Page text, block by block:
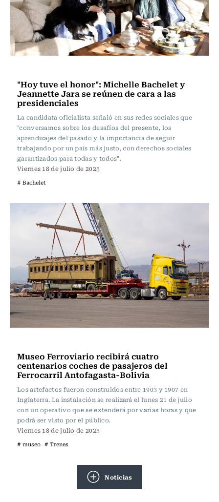
"Hoy tuve el honor": Michelle Bachelet y
Jeannette Jara se reúnen de cara a las
presidenciales
La candidata oficialista señaló en sus redes sociales que
"conversamos sobre los desafíos del presente, los
aprendizajes del pasado y la importancia de seguir
trabajando por un país más justo, con derechos sociales
garantizados para todas y todos".
Viernes 18 de julio de 2025
# Bachelet
Museo Ferroviario recibirá cuatro
centenarios coches de pasajeros del
Ferrocarril Antofagasta-Bolivia
Los artefactos fueron construidos entre 1903 y 1907 en
Inglaterra. La instalación se realizará el lunes 21 de julio
con un operativo que se extenderá por varias horas y que
podrá ser visto por el público.
Viernes 18 de julio de 2025
# museo # Trenes
Noticias